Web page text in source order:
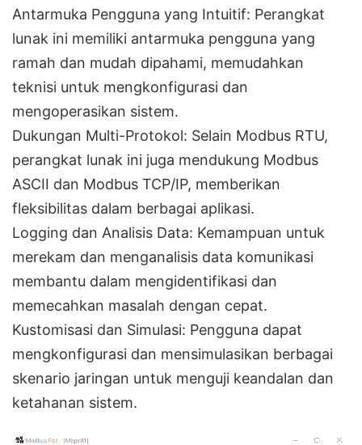
Antarmuka Pengguna yang Intuitif: Perangkat
lunak ini memiliki antarmuka pengguna yang
ramah dan mudah dipahami, memudahkan
teknisi untuk mengkonfigurasi dan
mengoperasikan sistem.
Dukungan Multi-Protokol: Selain Modbus RTU,
perangkat lunak ini juga mendukung Modbus
ASCII dan Modbus TCP/IP, memberikan
fleksibilitas dalam berbagai aplikasi.
Logging dan Analisis Data: Kemampuan untuk
merekam dan menganalisis data komunikasi
membantu dalam mengidentifikasi dan
memecahkan masalah dengan cepat.
Kustomisasi dan Simulasi: Pengguna dapat
mengkonfigurasi dan mensimulasikan berbagai
skenario jaringan untuk menguji keandalan dan
ketahanan sistem.